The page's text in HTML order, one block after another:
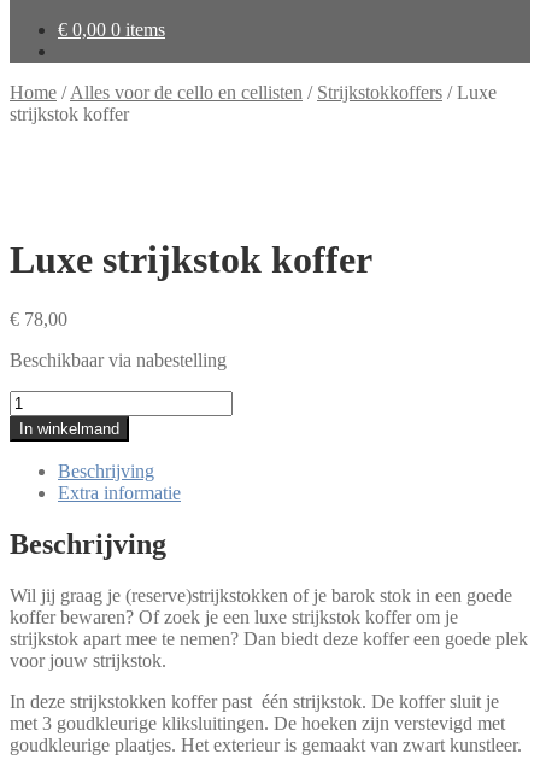
€ 0,00 0 items
Home /Alles voor de cello en cellisten / Strijkstokkoffers /Luxe
strijkstok koffer
Luxe strijkstok koffer
€ 78,00
Beschikbaar via nabestelling
Luxe
strijkstok
koffer
aantal
In winkelmand
Beschrijving
Extra informatie
Beschrijving
Wil jij graag je (reserve)strijkstokken of je barok stok in een goede
koffer bewaren? Of zoek je een luxe strijkstok koffer om je
strijkstok apart mee te nemen? Dan biedt deze koffer een goede plek
voor jouw strijkstok.
In deze strijkstokken koffer past één strijkstok. De koffer sluit je
met 3 goudkleurige kliksluitingen. De hoeken zijn verstevigd met
goudkleurige plaatjes. Het exterieur is gemaakt van zwart kunstleer.